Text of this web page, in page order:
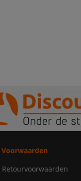
Voorwaarden
Retourvoorwaarden